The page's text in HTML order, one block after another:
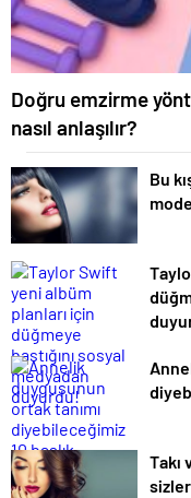
Doğru emzirme
nasıl anlaşılır?
Bu
Takı